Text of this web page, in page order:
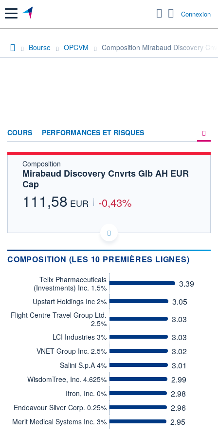
Menu Connexion
Bourse OPCVM Composition Mirabaud Discovery
COURS PERFORMANCES ET RISQUES
FORUM
Composition
Mirabaud Discovery Cnvrts Glb AH EUR
Cap
111,58 EUR -0,43%
LU2387355055 - Mirabaud Asset Management
OPCVM DERNIER COURS CONNU AU 05/08/2026
Consulter le prospectus / DIC
120
CATÉGORIE MORNINGSTAR
Convertibles International
Couvertes en EUR
FONDS PARTENAIRES
ÉLIGIBILITÉ
PEA PEA-PME BOURSOVIE LUX
BOURSOVIE
COMPOSITION (LES 10 PREMIÈRES LIGNES)
Telix Pharmaceuticals
(Investments) Inc. 1.5%
3.39
Upstart Holdings Inc 2% 3.05
Flight Centre Travel Group Ltd.
2.5%
3.03
LCI Industries 3% 3.03
VNET Group Inc. 2.5% 3.02
Salini S.p.A 4% 3.01
WisdomTree, Inc. 4.625% 2.99
Itron, Inc. 0% 2.98
Endeavour Silver Corp. 0.25% 2.96
Merit Medical Systems Inc. 3% 2.95